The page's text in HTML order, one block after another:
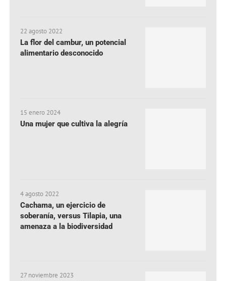
22 agosto 2022
La flor del cambur, un potencial
alimentario desconocido
15 enero 2024
Una mujer que cultiva la alegría
4 agosto 2022
Cachama, un ejercicio de
soberanía, versus Tilapia, una
amenaza a la biodiversidad
27 noviembre 2023